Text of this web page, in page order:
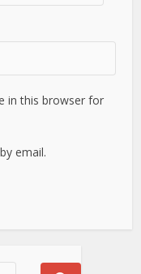
in this browser for
email.